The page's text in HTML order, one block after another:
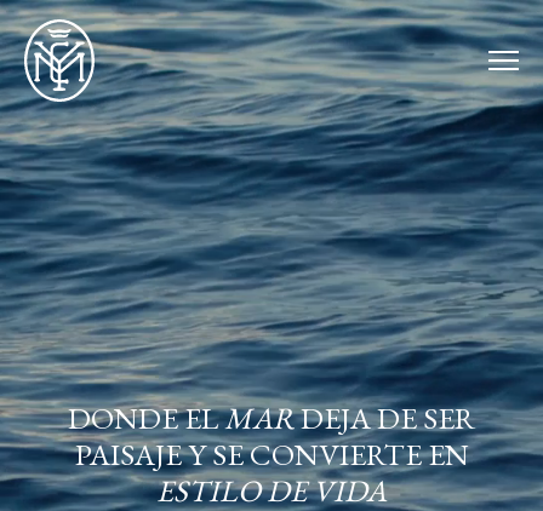
DONDE ELMARDEJA DE SER
PAISAJE Y SE CONVIERTE EN
ESTILO DE VIDA